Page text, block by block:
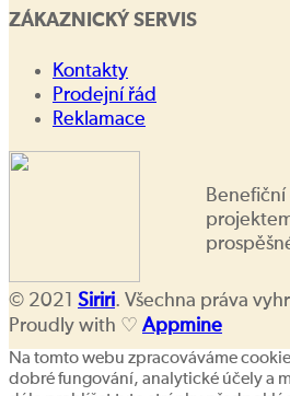
ZÁKAZNICKÝ SERVIS
Kontakty
Prodejní řád
Reklamace
© 2021 Siriri. Všechna práva
Proudly with ♡ Appmine
Na tomto webu zpracováváme
dobré fungování, analytické účely a